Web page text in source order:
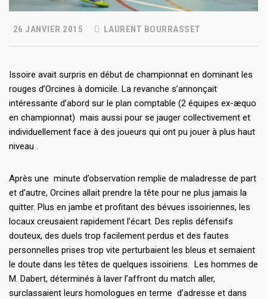
26 JANVIER 2015 LAURENT BOURRASSET
Issoire avait surpris en début de championnat en dominant les
rouges d’Orcines à domicile. La revanche s’annonçait
intéressante d’abord sur le plan comptable (2 équipes ex-æquo
en championnat) mais aussi pour se jauger collectivement et
individuellement face à des joueurs qui ont pu jouer à plus haut
niveau .
Après une minute d’observation remplie de maladresse de part
et d’autre, Orcines allait prendre la tête pour ne plus jamais la
quitter. Plus en jambe et profitant des bévues issoiriennes, les
locaux creusaient rapidement l’écart. Des replis défensifs
douteux, des duels trop facilement perdus et des fautes
personnelles prises trop vite perturbaient les bleus et semaient
le doute dans les têtes de quelques issoiriens. Les hommes de
M. Dabert, déterminés à laver l’affront du match aller,
surclassaient leurs homologues en terme d’adresse et dans